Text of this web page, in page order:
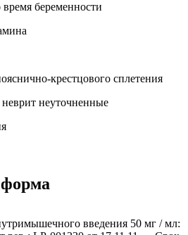
беременности
крестцового сплетения
неуточненные
введения 50 мг / мл: